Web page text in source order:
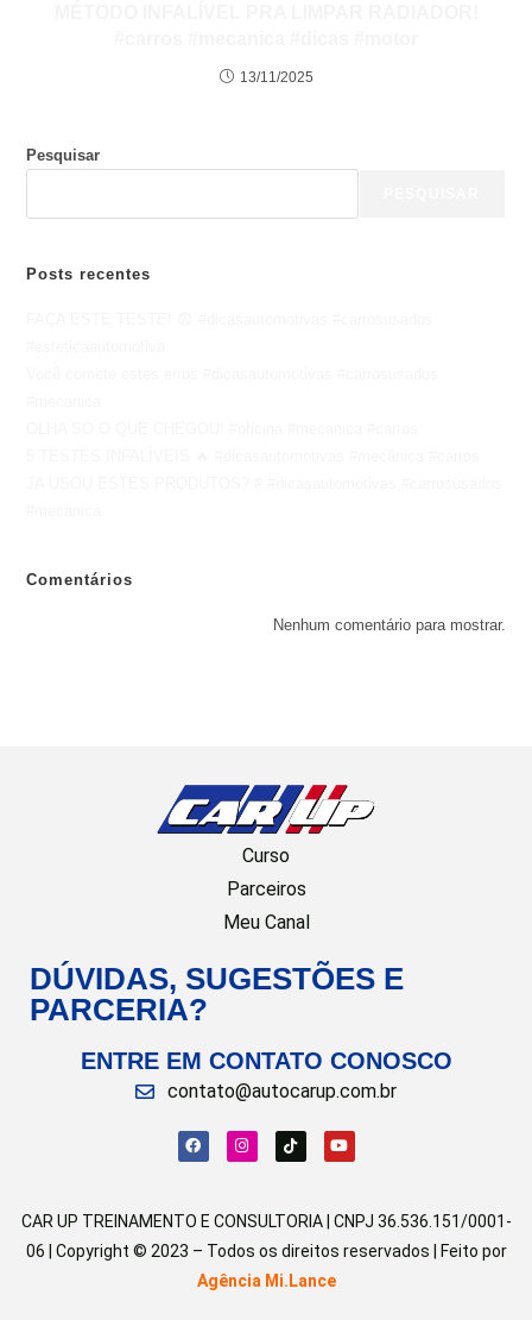
13/11/2025
Pesquisar
Posts recentes
Comentários
Nenhum comentário para mostrar.
Curso
Parceiros
Meu Canal
DÚVIDAS, SUGESTÕES E
PARCERIA?
ENTRE EM CONTATO CONOSCO
contato@autocarup.com.br
CAR UP TREINAMENTO E CONSULTORIA | CNPJ 36.536.151/0001-
06 | Copyright © 2023 – Todos os direitos reservados | Feito por
Agência Mi.Lance